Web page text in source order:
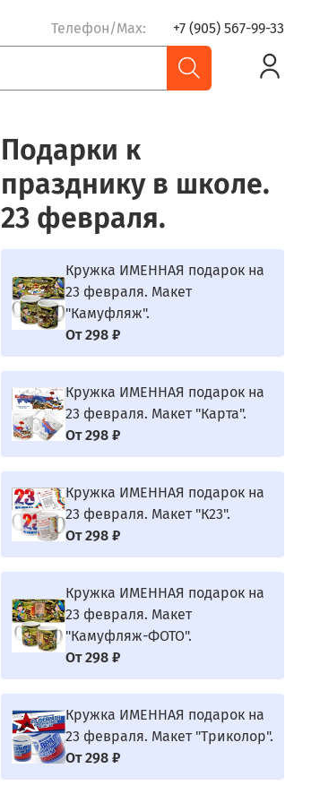
Телефон/Max: +7 (905) 567-99-33
Подарки к
празднику в школе.
23 февраля.
Кружка ИМЕННАЯ подарок на
23 февраля. Макет
"Камуфляж".
От 298 ₽
Кружка ИМЕННАЯ подарок на
23 февраля. Макет "Карта".
От 298 ₽
Кружка ИМЕННАЯ подарок на
23 февраля. Макет "К23".
От 298 ₽
Кружка ИМЕННАЯ подарок на
23 февраля. Макет
"Камуфляж-ФОТО".
От 298 ₽
Кружка ИМЕННАЯ подарок на
23 февраля. Макет "Триколор".
От 298 ₽